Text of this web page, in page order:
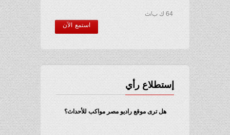
64 ك ب/ث
استمع الآن
إستطلاع رأي
هل ترى موقع راديو مصر مواكب للأحداث؟